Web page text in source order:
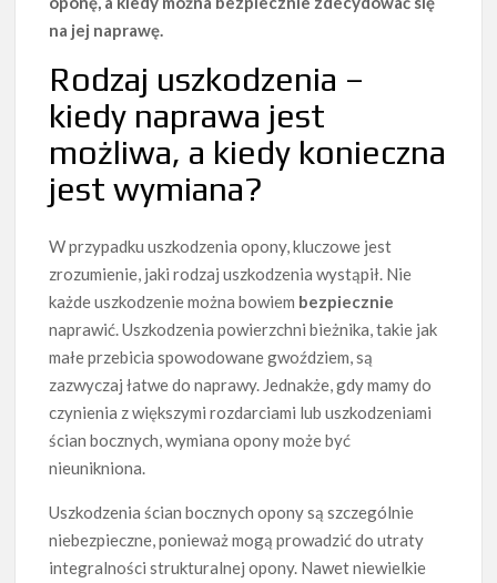
na jej naprawę.
Rodzaj uszkodzenia –
kiedy naprawa jest
możliwa, a kiedy konieczna
jest wymiana?
W przypadku uszkodzenia opony, kluczowe jest
zrozumienie, jaki rodzaj uszkodzenia wystąpił. Nie
każde uszkodzenie można bowiem bezpiecznie
naprawić. Uszkodzenia powierzchni bieżnika, takie jak
małe przebicia spowodowane gwoździem, są
zazwyczaj łatwe do naprawy. Jednakże, gdy mamy do
czynienia z większymi rozdarciami lub uszkodzeniami
ścian bocznych, wymiana opony może być
nieunikniona.
Uszkodzenia ścian bocznych opony są szczególnie
niebezpieczne, ponieważ mogą prowadzić do utraty
integralności strukturalnej opony. Nawet niewielkie